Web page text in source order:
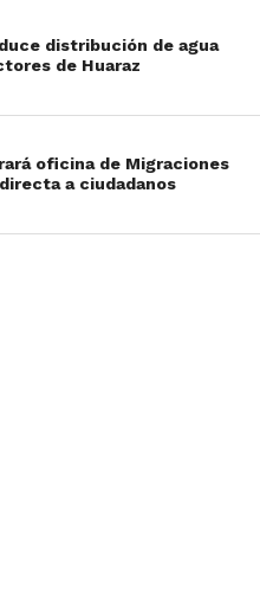
distribución de agua
de Huaraz
oficina de Migraciones
a ciudadanos